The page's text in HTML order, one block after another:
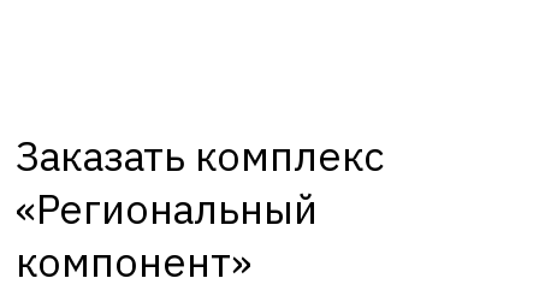
Заказать комплекс
«Региональный
компонент»